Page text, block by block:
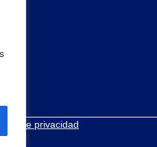
de privacidad